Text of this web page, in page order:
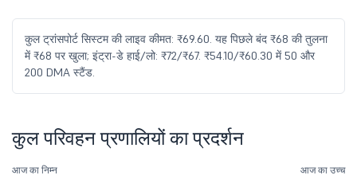
कुल ट्रांसपोर्ट सिस्टम की लाइव कीमत: ₹69.60. यह पिछले बंद ₹68 की तुलना
में ₹68 पर खुला; इंट्रा-डे हाई/लो: ₹72/₹67. ₹54.10/₹60.30 में 50 और
200 DMA स्टैंड.
कुल परिवहन प्रणालियों का प्रदर्शन
आज का निम्न आज का उच्च